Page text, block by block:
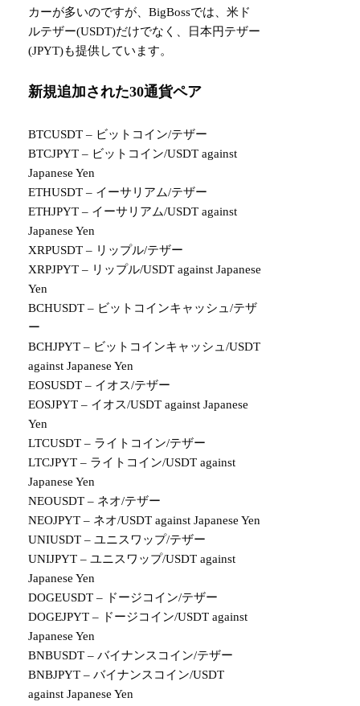
カーが多いのですが、BigBossでは、米ド
ルテザー(USDT)だけでなく、日本円テザー
(JPYT)も提供しています。
新規追加された30通貨ペア
BTCUSDT – ビットコイン/テザー
BTCJPYT – ビットコイン/USDT against
Japanese Yen
ETHUSDT – イーサリアム/テザー
ETHJPYT – イーサリアム/USDT against
Japanese Yen
XRPUSDT – リップル/テザー
XRPJPYT – リップル/USDT against Japanese
Yen
BCHUSDT – ビットコインキャッシュ/テザ
ー
BCHJPYT – ビットコインキャッシュ/USDT
against Japanese Yen
EOSUSDT – イオス/テザー
EOSJPYT – イオス/USDT against Japanese
Yen
LTCUSDT – ライトコイン/テザー
LTCJPYT – ライトコイン/USDT against
Japanese Yen
NEOUSDT – ネオ/テザー
NEOJPYT – ネオ/USDT against Japanese Yen
UNIUSDT – ユニスワップ/テザー
UNIJPYT – ユニスワップ/USDT against
Japanese Yen
DOGEUSDT – ドージコイン/テザー
DOGEJPYT – ドージコイン/USDT against
Japanese Yen
BNBUSDT – バイナンスコイン/テザー
BNBJPYT – バイナンスコイン/USDT
against Japanese Yen